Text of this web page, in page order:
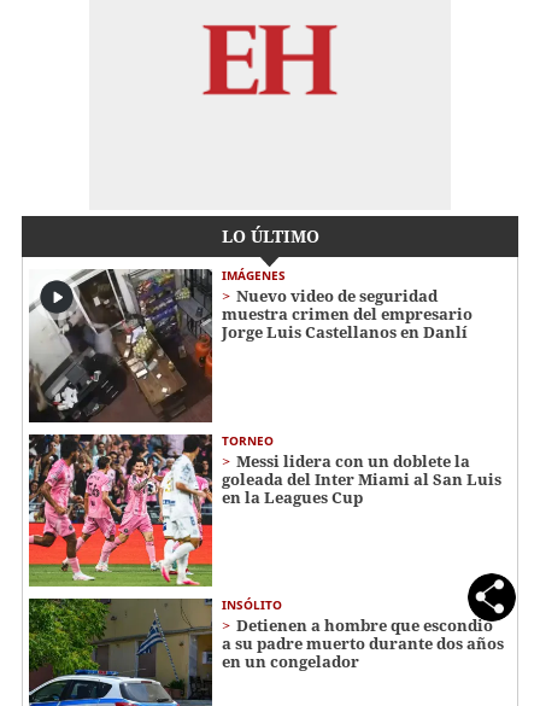
LO ÚLTIMO
IMÁGENES
Nuevo video de seguridad
muestra crimen del empresario
Jorge Luis Castellanos en Danlí
TORNEO
Messi lidera con un doblete la
goleada del Inter Miami al San Luis
en la Leagues Cup
INSÓLITO
Detienen a hombre que escondió
a su padre muerto durante dos años
en un congelador